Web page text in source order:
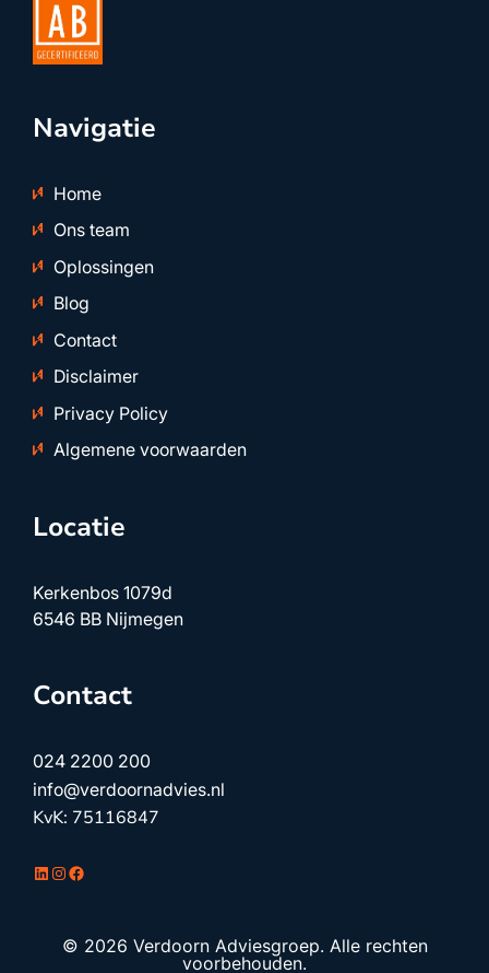
Navigatie
Home
Ons team
Oplossingen
Blog
Contact
Disclaimer
Privacy Policy
Algemene voorwaarden
Locatie
Kerkenbos 1079d
6546 BB Nijmegen
Contact
024 2200 200
info@verdoornadvies.nl
KvK: 75116847
LinkedIn
Instagram
Facebook
© 2026 Verdoorn Adviesgroep. Alle rechten
voorbehouden.